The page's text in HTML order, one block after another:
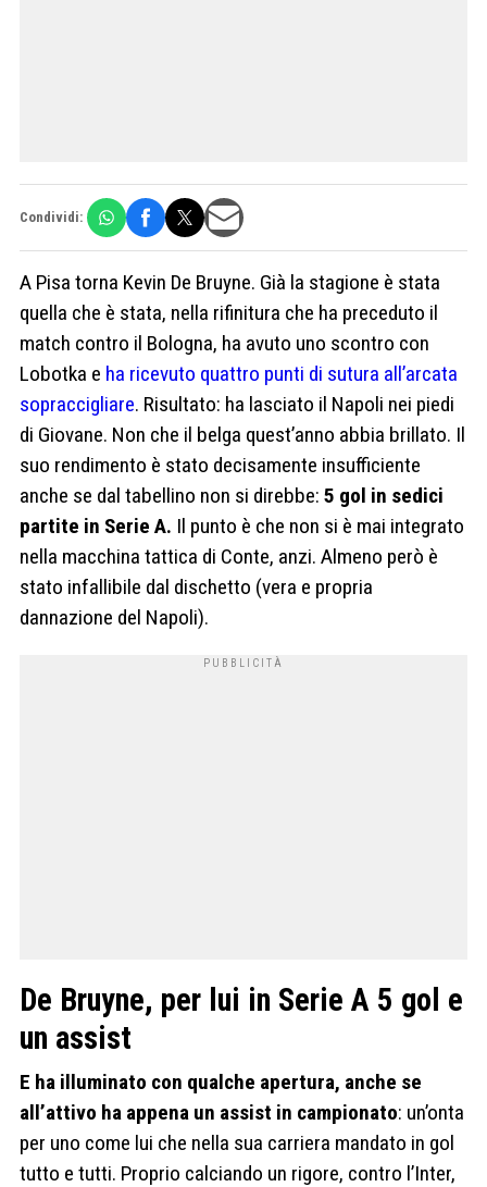
Condividi:
A Pisa torna Kevin De Bruyne. Già la stagione è stata
quella che è stata, nella rifinitura che ha preceduto il
match contro il Bologna, ha avuto uno scontro con
Lobotka e ha ricevuto quattro punti di sutura all’arcata
sopraccigliare. Risultato: ha lasciato il Napoli nei piedi
di Giovane. Non che il belga quest’anno abbia brillato. Il
suo rendimento è stato decisamente insufficiente
anche se dal tabellino non si direbbe: 5 gol in sedici
partite in Serie A. Il punto è che non si è mai integrato
nella macchina tattica di Conte, anzi. Almeno però è
stato infallibile dal dischetto (vera e propria
dannazione del Napoli).
De Bruyne, per lui in Serie A 5 gol e
un assist
E ha illuminato con qualche apertura, anche se
all’attivo ha appena un assist in campionato: un’onta
per uno come lui che nella sua carriera mandato in gol
tutto e tutti. Proprio calciando un rigore, contro l’Inter,